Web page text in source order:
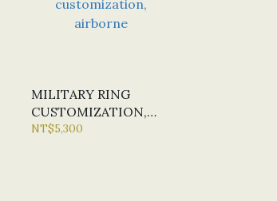
MILITARY RING
CUSTOMIZATION,
CHAMPIONSHIP RING
NT$5,300